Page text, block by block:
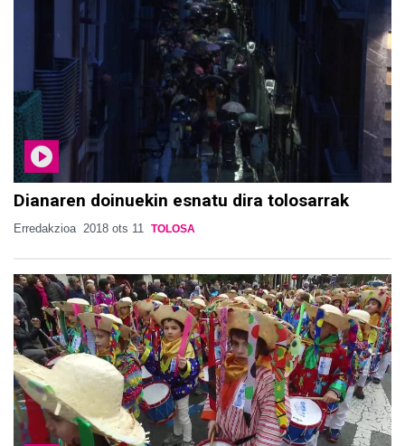
Dianaren doinuekin esnatu dira tolosarrak
Erredakzioa 2018 ots 11 TOLOSA